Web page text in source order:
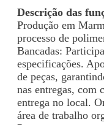
Descrição das
Produção em
processo de
Bancadas:
especificações.
de peças,
nas entregas, com
entrega no local.
área de trabalho